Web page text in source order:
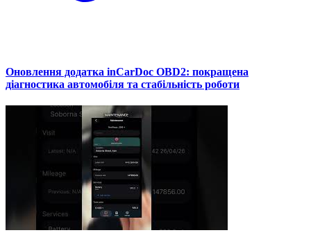
Оновлення додатка inCarDoc OBD2: покращена
діагностика автомобіля та стабільність роботи